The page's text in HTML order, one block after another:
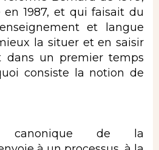
1987, et qui faisait du
et langue
la situer et en saisir
dans un premier temps
consiste la notion de
canonique de la